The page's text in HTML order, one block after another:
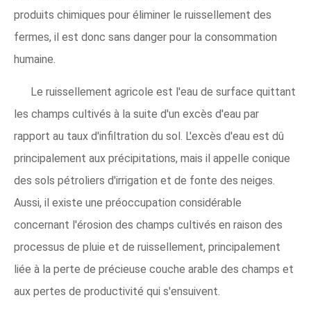
produits chimiques pour éliminer le ruissellement des
fermes, il est donc sans danger pour la consommation
humaine.
Le ruissellement agricole est l'eau de surface quittant
les champs cultivés à la suite d'un excès d'eau par
rapport au taux d'infiltration du sol. L'excès d'eau est dû
principalement aux précipitations, mais il appelle conique
des sols pétroliers d'irrigation et de fonte des neiges.
Aussi, il existe une préoccupation considérable
concernant l'érosion des champs cultivés en raison des
processus de pluie et de ruissellement, principalement
liée à la perte de précieuse couche arable des champs et
aux pertes de productivité qui s'ensuivent.